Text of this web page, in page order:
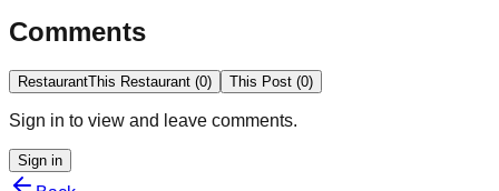
Comments
RestaurantThis Restaurant (0) This Post (0)
Sign in to view and leave comments.
Sign in